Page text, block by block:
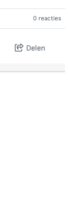
0 reacties
Delen